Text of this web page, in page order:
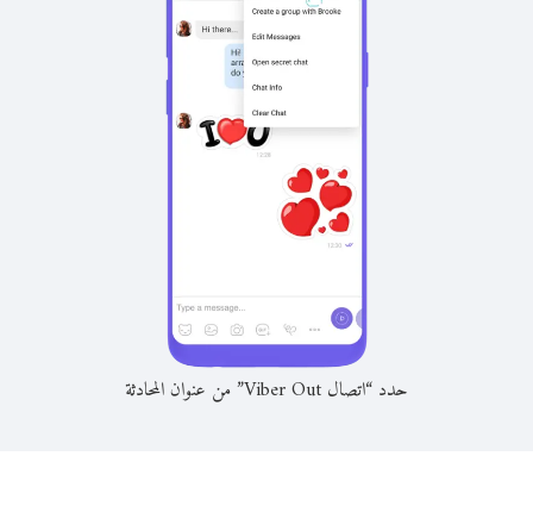
حدد “اتصال Viber Out” من عنوان المحادثة